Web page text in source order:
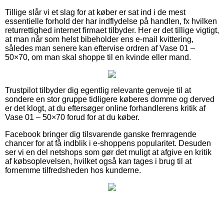
Tillige slår vi et slag for at køber er sat ind i de mest
essentielle forhold der har indflydelse på handlen, fx hvilken
returrettighed internet firmaet tilbyder. Her er det tillige vigtigt,
at man når som helst bibeholder ens e-mail kvittering,
således man senere kan eftervise ordren af Vase 01 –
50×70, om man skal shoppe til en kvinde eller mand.
Trustpilot tilbyder dig egentlig relevante genveje til at
sondere en stor gruppe tidligere køberes domme og derved
er det klogt, at du eftersøger online forhandlerens kritik af
Vase 01 – 50×70 forud for at du køber.
Facebook bringer dig tilsvarende ganske fremragende
chancer for at få indblik i e-shoppens popularitet. Desuden
ser vi en del netshops som gør det muligt at afgive en kritik
af købsoplevelsen, hvilket også kan tages i brug til at
fornemme tilfredsheden hos kunderne.